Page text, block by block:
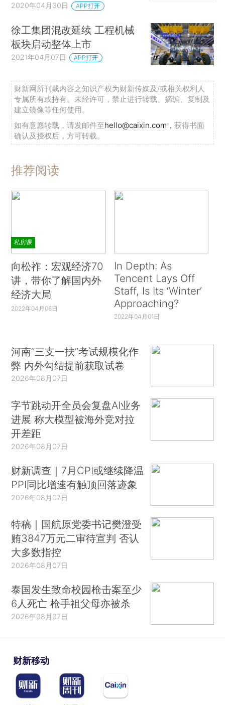
2020年04月30日 APP打开
徐工集团混改延续 工程机械
板块启动整体上市
2021年04月07日 APP打开
财新网所刊载内容之知识产权为财新传媒及/或相关权利人
专属所有或持有。未经许可，禁止进行转载、摘编、复制及
建立镜像等任何使用。
如有意愿转载，请发邮件至hello@caixin.com ，获得书面
确认及授权后，方可转载。
推荐阅读
私房课
向松祚：宏观经济70
讲，带你了解国内外
经济大局
2022年04月06日
In Depth: As
Tencent Lays Off
Staff, Is Its ‘Winter’
Approaching?
2022年04月01日
河南“三支一扶”考试规模化作
弊 内外勾结提前获取试卷
2026年08月07日
字节跳动开全员会复盘AI业务
进展 称大模型被海外竞对拉
开差距
2026年08月07日
财新调查｜7月CPI或继续降温
PPI同比增速有触顶回落迹象
2026年08月07日
特稿｜国航原党委书记樊澄受
贿3847万元二审待宣判 否认
大多数指控
2026年08月07日
泰国发生致命校园枪击案至少
6人死亡 枪手祖父母亦被杀
2026年08月07日
财新移动